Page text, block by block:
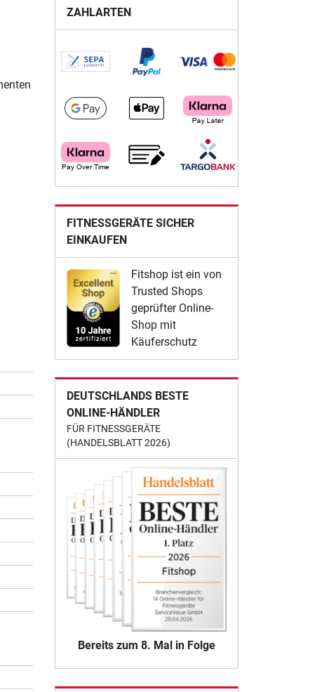
ZAHLARTEN
FITNESSGERÄTE SICHER
EINKAUFEN
Fitshop ist ein von
Trusted Shops
geprüfter Online-
Shop mit
Käuferschutz
DEUTSCHLANDS BESTE
ONLINE-HÄNDLER
FÜR FITNESSGERÄTE
(HANDELSBLATT 2026)
Bereits zum 8. Mal in Folge